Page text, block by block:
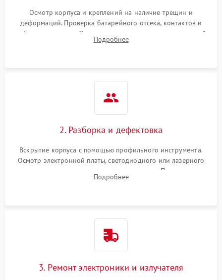
Осмотр корпуса и креплений на наличие трещин и
деформаций. Проверка батарейного отсека, контактов и
работы излучателя. Оценка яркости и четкости прицельной
марки на разных режимах. Выявление проблем с
Подробнее
2. Разборка и дефектовка
Вскрытие корпуса с помощью профильного инструмента.
Осмотр электронной платы, светодиодного или лазерного
излучателя, а также механизма выверки. Проверка
уплотнительных прокладок и выявление следов окисления
Подробнее
3. Ремонт электроники и излучателя